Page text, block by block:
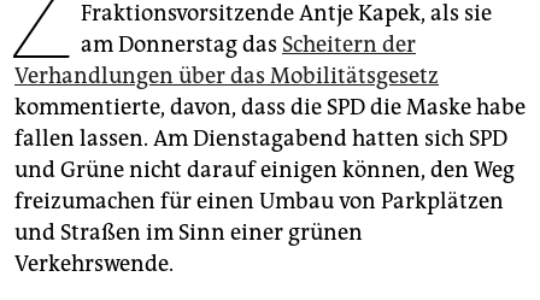
genossenschaft
epaper login
Fraktionsvorsitzende Antje Kapek, als sie
am Donnerstag das Scheitern der
Verhandlungen über das Mobilitätsgesetz
kommentierte, davon, dass die SPD die Maske habe
fallen lassen. Am Dienstagabend hatten sich SPD
und Grüne nicht darauf einigen können, den Weg
freizumachen für einen Umbau von Parkplätzen
und Straßen im Sinn einer grünen
Verkehrswende.